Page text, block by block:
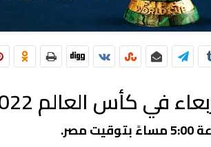
في كأس العالم 2022